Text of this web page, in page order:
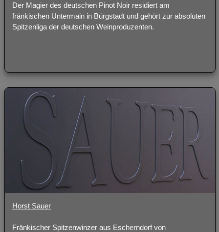
Der Magier des deutschen Pinot Noir residiert am
fränkischen Untermain in Bürgstadt und gehört zur absoluten
Spitzenliga der deutschen Weinproduzenten.
Horst Sauer
Fränkischer Spitzenwinzer aus Escherndorf von